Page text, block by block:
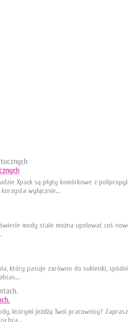
Xpack są płyty komórkowe z
wyłącznie...
mody stale można upolować coś
który pasuje zarówno do sukienki,
którymi jeżdżą Twoi pracownicy?
bra...